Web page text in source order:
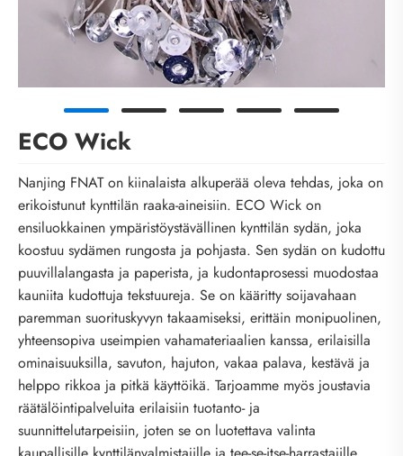
ECO Wick
Nanjing FNAT on kiinalaista alkuperää oleva tehdas, joka on
erikoistunut kynttilän raaka-aineisiin. ECO Wick on
ensiluokkainen ympäristöystävällinen kynttilän sydän, joka
koostuu sydämen rungosta ja pohjasta. Sen sydän on kudottu
puuvillalangasta ja paperista, ja kudontaprosessi muodostaa
kauniita kudottuja tekstuureja. Se on kääritty soijavahaan
paremman suorituskyvyn takaamiseksi, erittäin monipuolinen,
yhteensopiva useimpien vahamateriaalien kanssa, erilaisilla
ominaisuuksilla, savuton, hajuton, vakaa palava, kestävä ja
helppo rikkoa ja pitkä käyttöikä. Tarjoamme myös joustavia
räätälöintipalveluita erilaisiin tuotanto- ja
suunnittelutarpeisiin, joten se on luotettava valinta